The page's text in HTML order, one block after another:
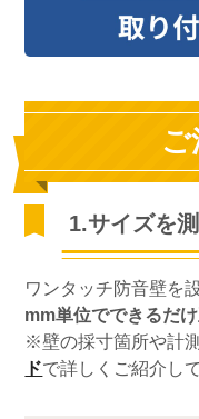
1.サイズを
ワンタッチ防音壁を
mm単位でできるだ
※壁の採寸箇所や計
ドで詳しくご紹介し